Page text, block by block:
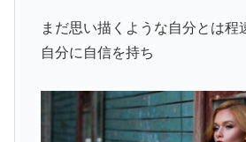
まだ思い描くような自分とは程
自分に自信を持ち